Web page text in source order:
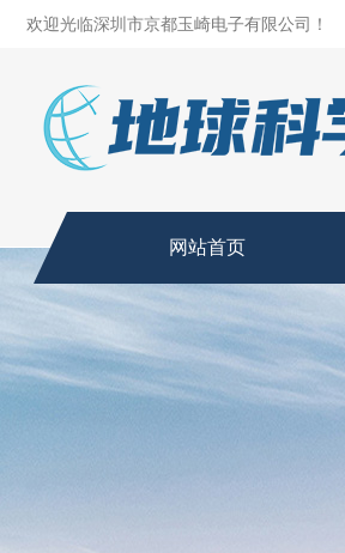
欢迎光临深圳市京都玉崎电子有限公司！
网站首页